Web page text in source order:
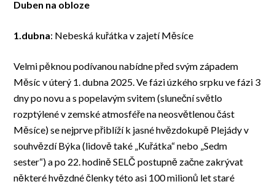
Duben na obloze
1.dubna: Nebeská kuřátka v zajetí Měsíce
Velmi pěknou podívanou nabídne před svým západem
Měsíc v úterý 1. dubna 2025. Ve fázi úzkého srpku ve fázi 3
dny po novu a s popelavým svitem (sluneční světlo
rozptýlené v zemské atmosféře na neosvětlenou část
Měsíce) se nejprve přiblíží k jasné hvězdokupě Plejády v
souhvězdí Býka (lidově také „Kuřátka“ nebo „Sedm
sester“) a po 22. hodině SELČ postupně začne zakrývat
některé hvězdné členky této asi 100 milionů let staré